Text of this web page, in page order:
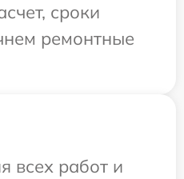
сроки
ремонтные
всех работ и